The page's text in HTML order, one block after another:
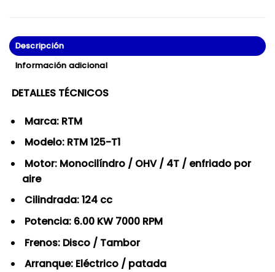
Descripción
Información adicional
DETALLES TÉCNICOS
Marca: RTM
Modelo: RTM 125-T1
Motor: Monocilíndro / OHV / 4T / enfriado por
aire
Cilindrada: 124 cc
Potencia: 6.00 KW 7000 RPM
Frenos: Disco / Tambor
Arranque: Eléctrico / patada